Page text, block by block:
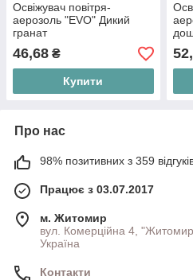
Освіжувач повітря-
аерозоль "EVO" Дикий
гранат
46,68 ₴
Купити
Про нас
98% позитивних з 359
Працює з 03.07.2017
м. Житомир
вул. Комерційна 4,
Україна
Контакти